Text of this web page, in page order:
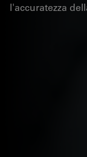
l'accuratezza